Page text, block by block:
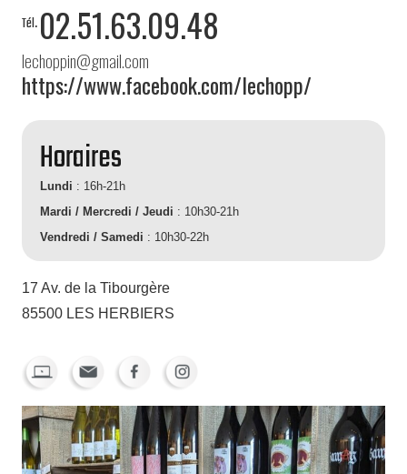
Tél.02.51.63.09.48
lechoppin@gmail.com
https://www.facebook.com/lechopp/
Horaires
Lundi : 16h-21h
Mardi / Mercredi / Jeudi : 10h30-21h
Vendredi / Samedi : 10h30-22h
17 Av. de la Tibourgère
85500 LES HERBIERS